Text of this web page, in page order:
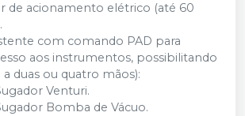
de acionamento elétrico (até 60
com comando PAD para
aos instrumentos, possibilitando
duas ou quatro mãos):
Venturi.
Bomba de Vácuo.